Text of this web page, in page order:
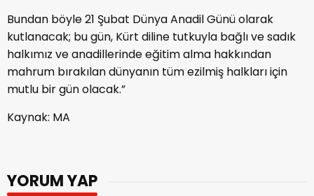
Bundan böyle 21 Şubat Dünya Anadil Günü olarak
kutlanacak; bu gün, Kürt diline tutkuyla bağlı ve sadık
halkımız ve anadillerinde eğitim alma hakkından
mahrum bırakılan dünyanın tüm ezilmiş halkları için
mutlu bir gün olacak.”
Kaynak: MA
YORUM YAP